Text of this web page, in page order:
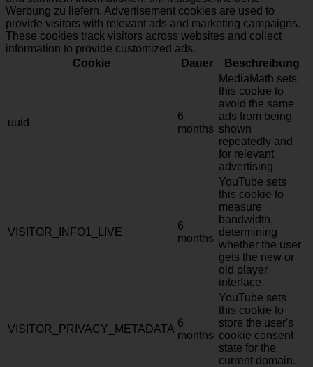
Werbung zu liefern. Advertisement cookies are used to
provide visitors with relevant ads and marketing campaigns.
These cookies track visitors across websites and collect
information to provide customized ads.
Cookie
Dauer Beschreibung
uuid
6
months
MediaMath sets
this cookie to
avoid the same
ads from being
shown
repeatedly and
for relevant
advertising.
VISITOR_INFO1_LIVE
6
months
YouTube sets
this cookie to
measure
bandwidth,
determining
whether the user
gets the new or
old player
interface.
VISITOR_PRIVACY_METADATA
6
months
YouTube sets
this cookie to
store the user's
cookie consent
state for the
current domain.